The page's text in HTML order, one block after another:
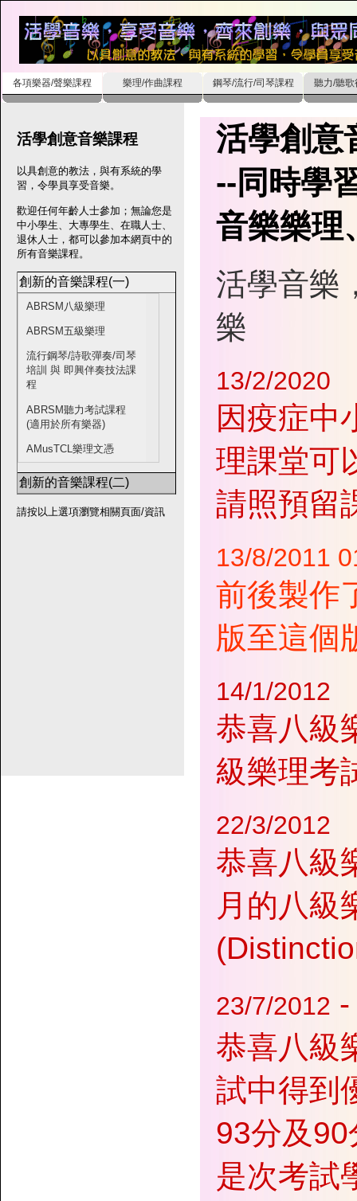
各項樂器/聲樂課程 樂理/作曲課程 鋼琴/流行/司琴課程 聽力/聽
活學創意音樂課程
以具創意的教法，與有系統的學
習，令學員享受音樂。
歡迎任何年齡人士參加；無論您是
中小學生、大專學生、在職人士、
退休人士，都可以參加本網頁中的
所有音樂課程。
創新的音樂課程(一)
ABRSM八級樂理
ABRSM五級樂理
流行鋼琴/詩歌彈奏/司琴
培訓 與 即興伴奏技法課
程
ABRSM聽力考試課程
(適用於所有樂器)
AMusTCL樂理文憑
創新的音樂課程(二)
請按以上選項瀏覽相關頁面/資訊
活學創意
--同時學
音樂樂理
活學音樂
樂
13/2/2020
因疫症中
理課堂可
請照預留
13/8/2011
前後製作
版至這個
14/1/2012
恭喜八級
級樂理考
22/3/2012
恭喜八級
月的八級
23/7/2012 -
恭喜八級
試中得到
93分及90
是次考試